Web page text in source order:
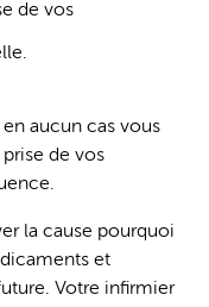
de vos
aucun cas vous
de vos
la cause pourquoi
et
Votre infirmier